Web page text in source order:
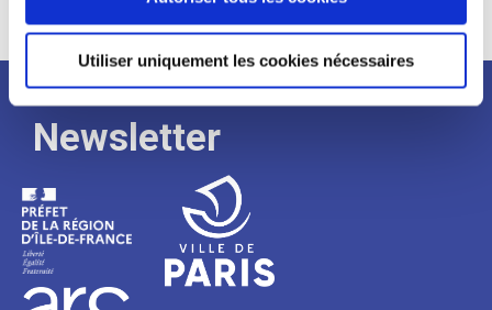
Utiliser uniquement les cookies nécessaires
Newsletter